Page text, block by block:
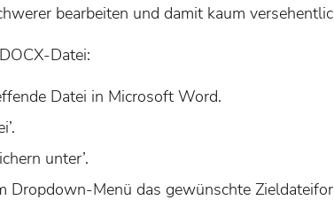
bearbeiten und damit kaum
Datei:
Datei in Microsoft Word.
unter’.
Dropdown-Menü das gewünschte